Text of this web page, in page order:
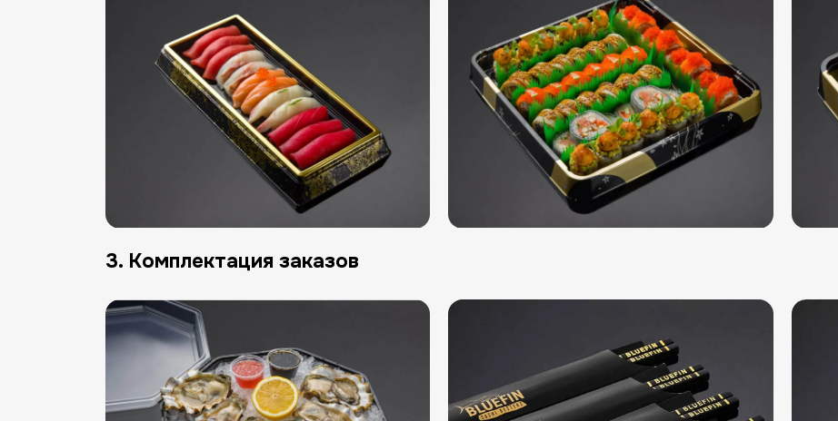
коллекциях и персональных предложениях BLUEFIN.
Выберите удобный способ связи. Настройки можно
изменить в любой момент.
SMS и сообщения на телефон
Электронная почта
Нажимая «Завершить регистрацию», вы соглашаетесь получать рекламные и
информационные сообщения от BLUEFIN по выбранным каналам. Согласие
можно отозвать в любой момент в настройках профиля.
сообщений
Вы успешно авторизовались
Загружаем страницу
3. Комплектация заказов